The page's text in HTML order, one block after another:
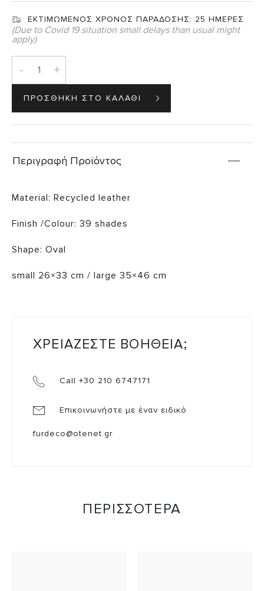
ΕΚΤΙΜΩΜΕΝΟΣ ΧΡΟΝΟΣ ΠΑΡΑΔΟΣΗΣ: 25 ΗΜΕΡΕΣ
(Due to Covid 19 situation small delays than usual might
apply)
- +
Περιγραφή Προϊόντος
Material: Recycled leather
Finish /Colour: 39 shades
Shape: Oval
small 26×33 cm / large 35×46 cm
ΧΡΕΙΑΖΕΣΤΕ ΒΟΗΘΕΙΑ;
Call +30 210 6747171
Επικοινωνήστε με έναν ειδικό
furdeco@otenet.gr
ΠΕΡΙΣΣΟΤΕΡΑ